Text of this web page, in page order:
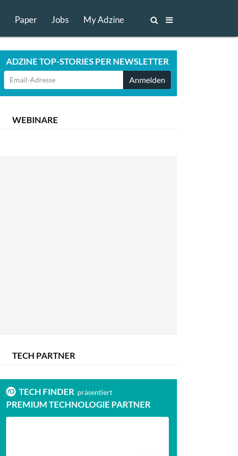
Paper Jobs My Adzine
ADZINE TOP-STORIES PER NEWSLETTER
Anmelden
WEBINARE
TECH PARTNER
TECH FINDER präsentiert
PREMIUM TECHNOLOGIE PARTNER